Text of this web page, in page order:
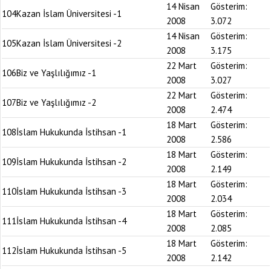
104Kazan İslam Üniversitesi -1
14 Nisan
2008
Gösterim:
3.072
105Kazan İslam Üniversitesi -2
14 Nisan
2008
Gösterim:
3.175
106Biz ve Yaşlılığımız -1
22 Mart
2008
Gösterim:
3.027
107Biz ve Yaşlılığımız -2
22 Mart
2008
Gösterim:
2.474
108İslam Hukukunda İstihsan -1
18 Mart
2008
Gösterim:
2.586
109İslam Hukukunda İstihsan -2
18 Mart
2008
Gösterim:
2.149
110İslam Hukukunda İstihsan -3
18 Mart
2008
Gösterim:
2.034
111İslam Hukukunda İstihsan -4
18 Mart
2008
Gösterim:
2.085
112İslam Hukukunda İstihsan -5
18 Mart
2008
Gösterim:
2.142